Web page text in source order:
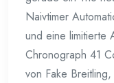
Naivtimer
und eine limitierte
Chronograph 41
von Fake